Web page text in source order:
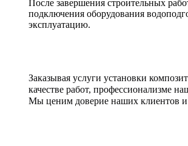
После завершения строительных
подключения оборудования
эксплуатацию.
Заказывая услуги установки
качестве работ, профессионализме
Мы ценим доверие наших клиентов и